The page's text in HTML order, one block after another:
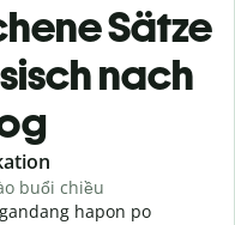
Sätze
nach
buổi chiều
hapon po